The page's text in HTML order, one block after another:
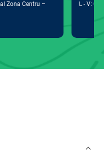
Zona Centru –
L - V: